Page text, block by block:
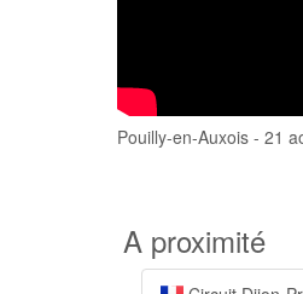
Pouilly-en-Auxois - 21
A proximité